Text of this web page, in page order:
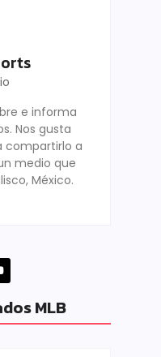
e informa
Nos gusta
compartirlo a
medio que
México.
MLB